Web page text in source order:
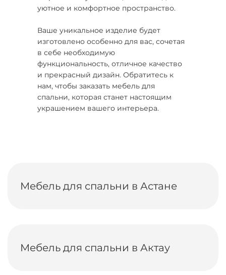
уютное и комфортное пространство.
Ваше уникальное изделие будет
изготовлено особенно для вас, сочетая
в себе необходимую
функциональность, отличное качество
и прекрасный дизайн. Обратитесь к
нам, чтобы заказать мебель для
спальни, которая станет настоящим
украшением вашего интерьера.
Мебель для спальни в Астане
Мебель для спальни в Актау